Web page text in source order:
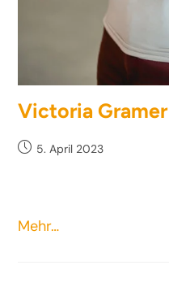
Victoria Gramer
5. April 2023
Mehr…